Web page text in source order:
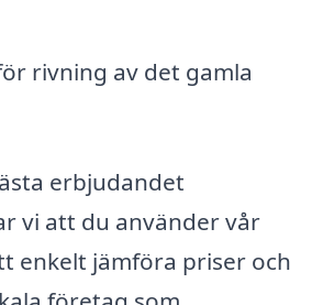
rivning av det gamla
erbjudandet
vi att du använder vår
enkelt jämföra priser och